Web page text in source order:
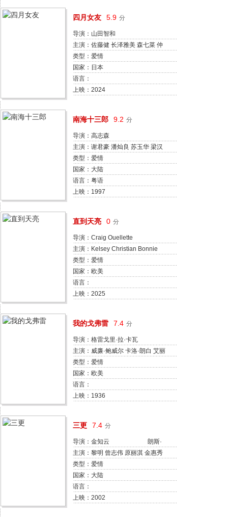
四月女友 5.9 分
导演：山田智和
主演：佐藤健 长泽雅美 森七菜 仲
野太贺 中岛步 河合优实 友坂理惠
竹野内丰
类型：爱情
国家：日本
语言：
上映：2024
南海十三郎 9.2 分
导演：高志森
主演：谢君豪 潘灿良 苏玉华 梁汉
威 吴绮莉 黄霑 周志辉
类型：爱情
国家：大陆
语言：粤语
上映：1997
直到天亮 0 分
导演：Craig Ouellette
主演：Kelsey Christian Bonnie
Jean Tyer Maria Olsen
类型：爱情
国家：欧美
语言：
上映：2025
我的戈弗雷 7.4 分
导演：格雷戈里·拉·卡瓦
主演：威廉·鲍威尔 卡洛·朗白 艾丽
丝·布雷迪 吉尔·帕特里克 尤金·佩
里特 阿兰·莫布雷 Katherine Perry
富兰克林·潘伯恩 William Wagner
鲍勃·佩里
类型：爱情
国家：欧美
语言：
上映：1936
三更 7.4 分
导演：金知云 朗斯·
尼美毕达 陈可辛
主演：黎明 曾志伟 原丽淇 金惠秀
郑普硕 李霆锋 文晶熙 朴熙顺 岑建
勋 崔贞媛
类型：爱情
国家：大陆
语言：
上映：2002